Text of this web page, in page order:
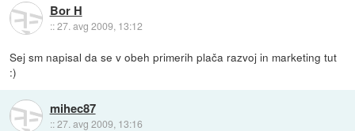
Bor H
::27. avg 2009, 13:12
Sej sm napisal da se v obeh primerih plača razvoj in marketing tut
:)
mihec87
::27. avg 2009, 13:16